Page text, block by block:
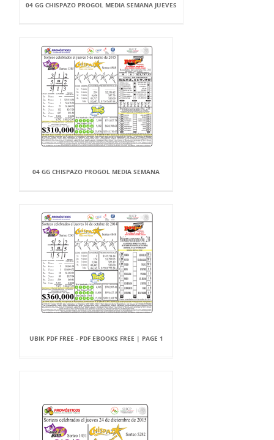
04 GG CHISPAZO PROGOL MEDIA SEMANA JUEVES
04 GG CHISPAZO PROGOL MEDIA SEMANA
UBIK PDF FREE - PDF EBOOKS FREE | PAGE 1